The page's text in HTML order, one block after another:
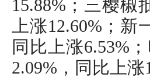
15.88%；三樱椒
上涨12.60%；新
同比上涨6.53%
2.09%，同比上涨